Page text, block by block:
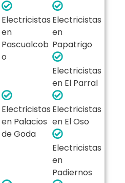
Electricistas
en
Pascualcob
o
Electricistas
en
Papatrigo
Electricistas
en El Parral
Electricistas
en Palacios
de Goda
Electricistas
en El Oso
Electricistas
en
Padiernos